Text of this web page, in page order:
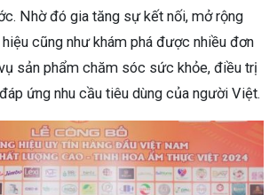
Nhờ đó gia tăng sự kết nối, mở rộng
cũng như khám phá được nhiều đơn
sản phẩm chăm sóc sức khỏe, điều trị
ứng nhu cầu tiêu dùng của người Việt.